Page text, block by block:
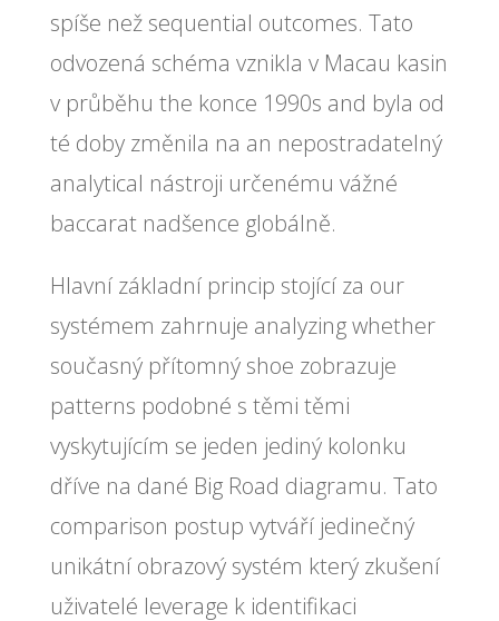
spíše než sequential outcomes. Tato
odvozená schéma vznikla v Macau kasin
v průběhu the konce 1990s and byla od
té doby změnila na an nepostradatelný
analytical nástroji určenému vážné
baccarat nadšence globálně.
Hlavní základní princip stojící za our
systémem zahrnuje analyzing whether
současný přítomný shoe zobrazuje
patterns podobné s těmi těmi
vyskytujícím se jeden jediný kolonku
dříve na dané Big Road diagramu. Tato
comparison postup vytváří jedinečný
unikátní obrazový systém který zkušení
uživatelé leverage k identifikaci